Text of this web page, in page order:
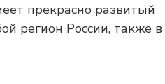
прекрасно развитый
регион России, также в